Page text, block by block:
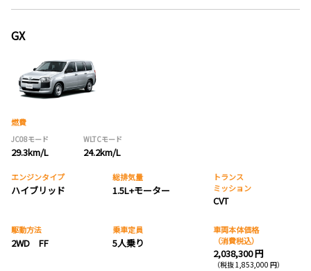
GX
燃費
JC08モード
29.3km/L
WLTCモード
24.2km/L
エンジンタイプ
ハイブリッド
総排気量
1.5L+モーター
トランス
ミッション
CVT
駆動方法
2WD FF
乗車定員
5人乗り
車両本体価格
（消費税込）
2,038,300 円
（税抜 1,853,000 円）